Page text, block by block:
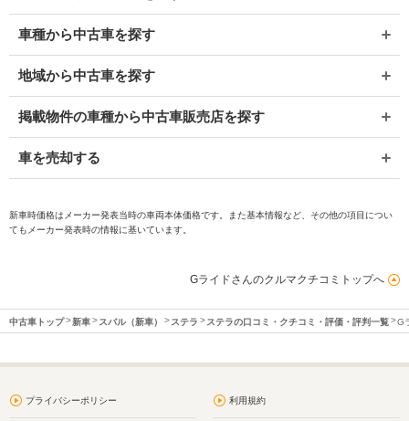
車種から中古車を探す
地域から中古車を探す
掲載物件の車種から中古車販売店を探す
車を売却する
新車時価格はメーカー発表当時の車両本体価格です。また基本情報など、その他の項目につい
てもメーカー発表時の情報に基いています。
Gライドさんのクルマクチコミトップへ
中古車トップ 新車 スバル（新車） ステラ ステラの口コミ・クチコミ・評価・評判一覧 G
プライバシーポリシー 利用規約